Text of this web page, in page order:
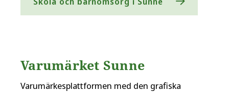
Varumärket Sunne
Varumärkesplattformen med den grafiska